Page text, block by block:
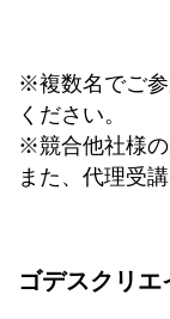
※複数名でご
ください。
※競合他社様の
また、代理受
ゴデスクリ